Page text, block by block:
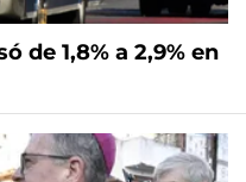
de 1,8% a 2,9% en